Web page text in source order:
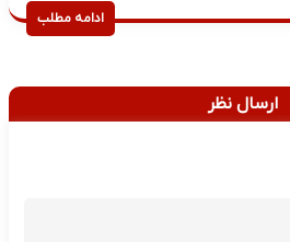
ادامه مطلب
ارسال نظر